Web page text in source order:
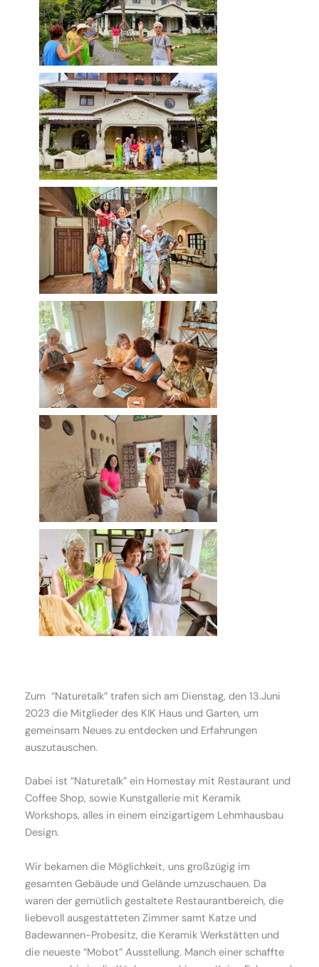
Zum “Naturetalk” trafen sich am Dienstag, den 13.Juni
2023 die Mitglieder des KIK Haus und Garten, um
gemeinsam Neues zu entdecken und Erfahrungen
auszutauschen.
Dabei ist “Naturetalk” ein Homestay mit Restaurant und
Coffee Shop, sowie Kunstgallerie mit Keramik
Workshops, alles in einem einzigartigem Lehmhausbau
Design.
Wir bekamen die Möglichkeit, uns großzügig im
gesamten Gebäude und Gelände umzuschauen. Da
waren der gemütlich gestaltete Restaurantbereich, die
liebevoll ausgestatteten Zimmer samt Katze und
Badewannen-Probesitz, die Keramik Werkstätten und
die neueste “Mobot” Ausstellung. Manch einer schaffte